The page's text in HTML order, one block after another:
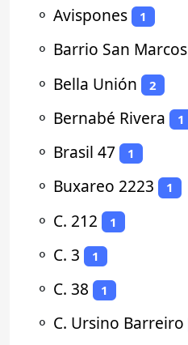
⚬ Avispones 1
⚬ Barrio San Marcos
⚬ Bella Unión 2
⚬ Bernabé Rivera 1
⚬ Brasil 47 1
⚬ Buxareo 2223 1
⚬ C. 212 1
⚬ C. 3 1
⚬ C. 38 1
⚬ C. Ursino Barreiro